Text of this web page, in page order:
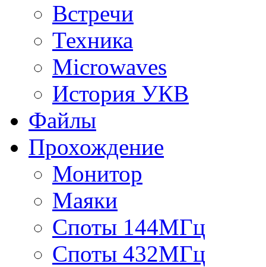
Встречи
Техника
Microwaves
История УКВ
Файлы
Прохождение
Монитор
Маяки
Споты 144МГц
Споты 432МГц